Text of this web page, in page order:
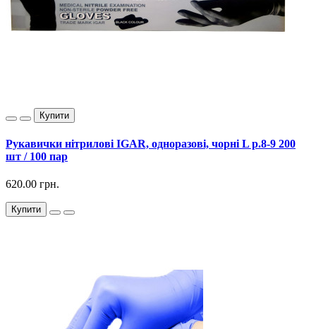
Купити
Рукавички нітрилові IGAR, одноразові, чорні L р.8-9 200
шт / 100 пар
620.00 грн.
Купити